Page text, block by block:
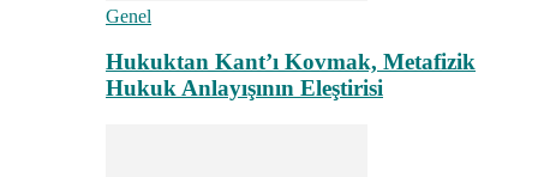
Genel
Hukuktan Kant’ı Kovmak, Metafizik
Hukuk Anlayışının Eleştirisi